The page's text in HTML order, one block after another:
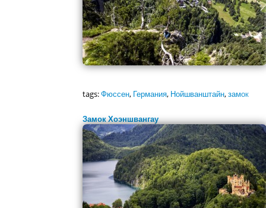
tags:Фюссен, Германия, Нойшванштайн,замок
Замок Хоэншвангау